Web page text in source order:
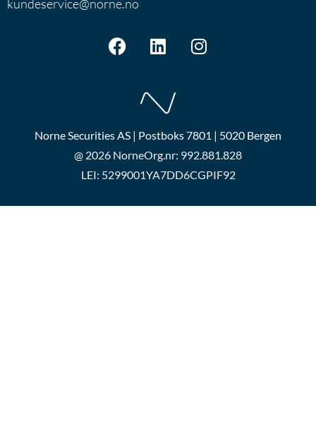
kundeservice@norne.no
Norne Securities AS | Postboks 7801 | 5020 Bergen
@ 2026 NorneOrg.nr: 992.881.828
LEI: 5299001YA7DD6CGPIF92